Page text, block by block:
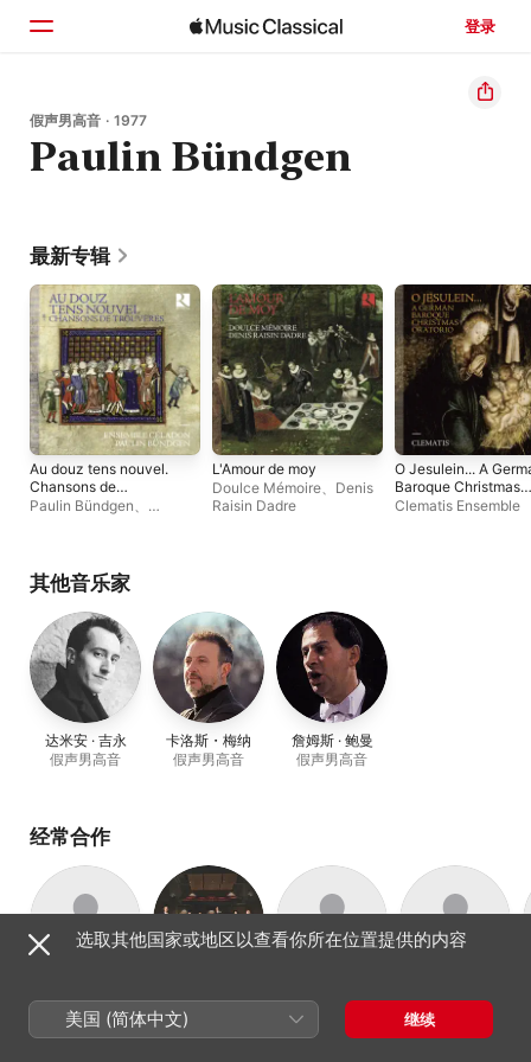
登录
主页
浏览
假声男高音 · 1977
Paulin Bündgen
最新专辑
Au douz tens nouvel.
Chansons de
trouvères
Paulin Bündgen、
L'Amour de moy
Doulce Mémoire、 Denis
Raisin Dadre
O Jesulein... A
Baroque Christmas
Oratorio
Clematis Ensemble
其他音乐家
达米安 · 吉永
假声男高音
卡洛斯・梅纳
假声男高音
詹姆斯 · 鲍曼
假声男高音
经常合作
Céladon
早期音乐合奏团
Ensemble
早期音乐合奏团
木管号、指挥
Courtoisie
中世纪音乐合奏
选取其他国家或地区以查看你所在位置提供的内容
美国 (简体中文) 继续